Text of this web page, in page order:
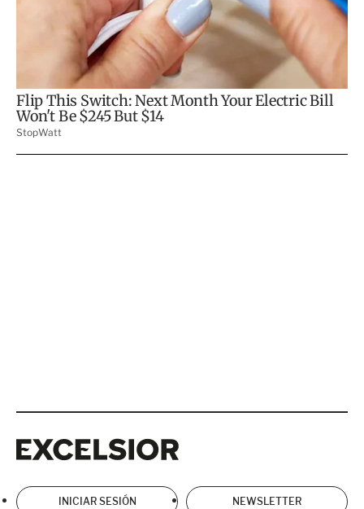
INICIAR SESIÓN NEWSLETTER